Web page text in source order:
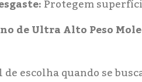
Protegem
de Ultra Alto Peso
escolha quando se